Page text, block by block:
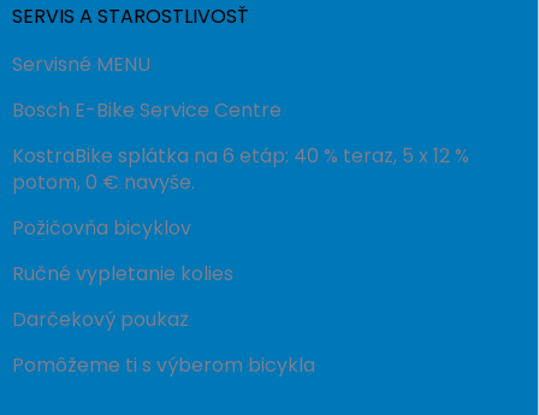
SERVIS A STAROSTLIVOSŤ
Servisné MENU
Bosch E-Bike Service Centre
KostraBike splátka na 6 etáp: 40 % teraz, 5 x 12 %
potom, 0 € navyše.
Požičovňa bicyklov
Ručné vypletanie kolies
Darčekový poukaz
Pomôžeme ti s výberom bicykla